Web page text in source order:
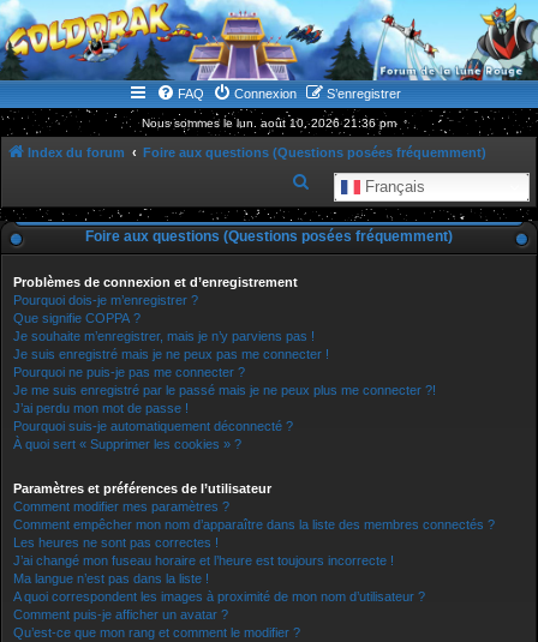
WWW.GOLDORAKGO.COM
le site de la Lune Rouge
FAQ Connexion S’enregistrer
Nous sommes le lun. août 10, 2026 21:36 pm
Index du forum Foire aux questions (Questions posées fréquemment)
Français
e
c
c
Foire aux questions (Questions posées fréquemment)
Problèmes de connexion et d’enregistrement
Pourquoi dois-je m’enregistrer ?
Que signifie COPPA ?
Je souhaite m’enregistrer, mais je n’y parviens pas !
Je suis enregistré mais je ne peux pas me connecter !
Pourquoi ne puis-je pas me connecter ?
Je me suis enregistré par le passé mais je ne peux plus me connecter ?!
J’ai perdu mon mot de passe !
Pourquoi suis-je automatiquement déconnecté ?
À quoi sert « Supprimer les cookies » ?
Paramètres et préférences de l’utilisateur
Comment modifier mes paramètres ?
Comment empêcher mon nom d’apparaître dans la liste des membres connectés ?
Les heures ne sont pas correctes !
J’ai changé mon fuseau horaire et l’heure est toujours incorrecte !
Ma langue n’est pas dans la liste !
A quoi correspondent les images à proximité de mon nom d’utilisateur ?
Comment puis-je afficher un avatar ?
Qu’est-ce que mon rang et comment le modifier ?